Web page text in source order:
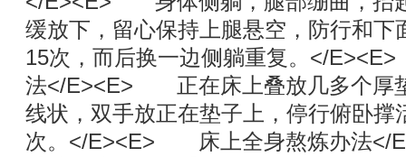
缓放下，留心保持上腿悬空，防行和下
15次，而后换一边侧躺重复。</
法</E><E> 正在床上叠放几多个厚
线状，双手放正在垫子上，停行俯卧撑
次。</E><E> 床上全身熬炼办法